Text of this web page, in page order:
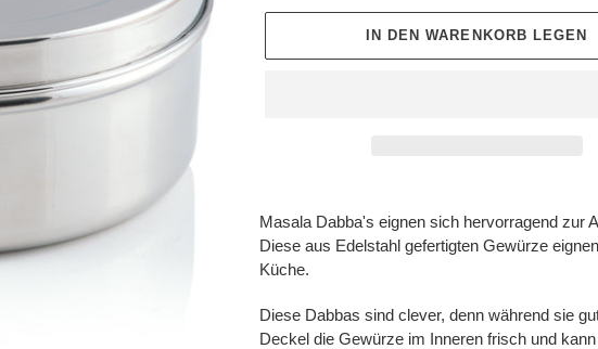
IN DEN WARENKORB LEGEN
Masala Dabba's eignen sich hervorragend zur
Diese aus Edelstahl gefertigten Gewürze
Küche.
Diese Dabbas sind clever, denn während sie
Deckel die Gewürze im Inneren frisch und